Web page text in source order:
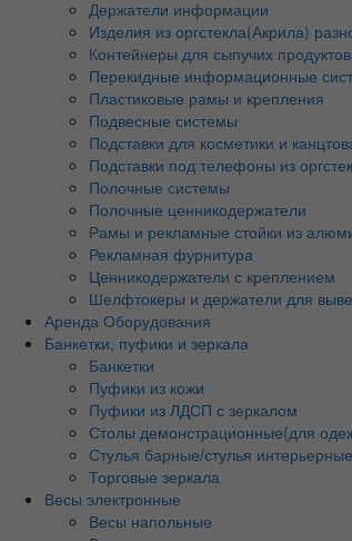
Держатели информации
Изделия из оргстекла(Акрила)
Контейнеры для сыпучих продуктов
Перекидные информационные
Пластиковые рамы и крепления
Подвесные системы
Подставки для косметики и
Подставки под телефоны из
Полочные системы
Полочные ценникодержатели
Рамы и рекламные стойки из
Рекламная фурнитура
Ценникодержатели с креплением
Шелфтокеры и держатели для
Аренда Оборудования
Банкетки, пуфики и зеркала
Банкетки
Пуфики из кожи
Пуфики из ЛДСП с зеркалом
Столы демонстрационные(для
Стулья барные/стулья интерьерные
Торговые зеркала
Весы электронные
Весы напольные